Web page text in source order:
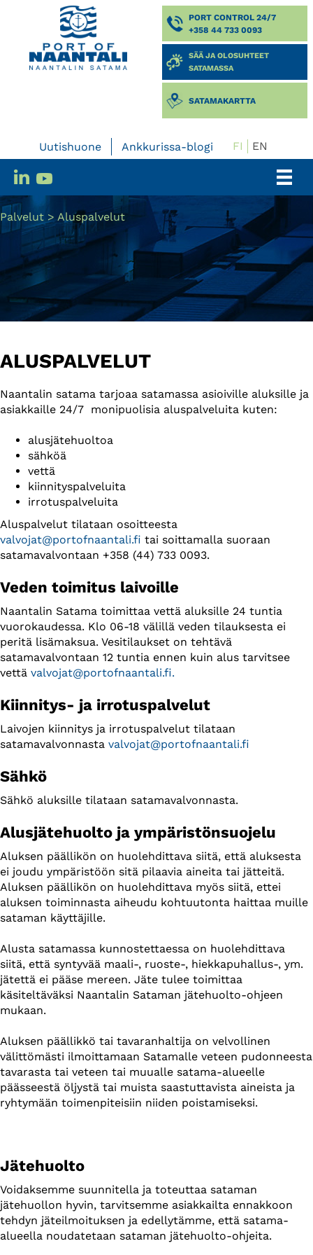
PORT CONTROL 24/7
+358 44 733 0093
SÄÄ JA OLOSUHTEET
SATAMASSA
SATAMAKARTTA
Uutishuone Ankkurissa-blogi FI EN
Palvelut >Aluspalvelut
ALUSPALVELUT
Naantalin satama tarjoaa satamassa asioiville aluksille ja
asiakkaille 24/7 monipuolisia aluspalveluita kuten:
alusjätehuoltoa
sähköä
vettä
kiinnityspalveluita
irrotuspalveluita
Aluspalvelut tilataan osoitteesta
valvojat@portofnaantali.fi tai soittamalla suoraan
satamavalvontaan +358 (44) 733 0093.
Veden toimitus laivoille
Naantalin Satama toimittaa vettä aluksille 24 tuntia
vuorokaudessa. Klo 06-18 välillä veden tilauksesta ei
peritä lisämaksua. Vesitilaukset on tehtävä
satamavalvontaan 12 tuntia ennen kuin alus tarvitsee
vettä valvojat@portofnaantali.fi.
Kiinnitys- ja irrotuspalvelut
Laivojen kiinnitys ja irrotuspalvelut tilataan
satamavalvonnasta valvojat@portofnaantali.fi
Sähkö
Sähkö aluksille tilataan satamavalvonnasta.
Alusjätehuolto ja ympäristönsuojelu
Aluksen päällikön on huolehdittava siitä, että aluksesta
ei joudu ympäristöön sitä pilaavia aineita tai jätteitä.
Aluksen päällikön on huolehdittava myös siitä, ettei
aluksen toiminnasta aiheudu kohtuutonta haittaa muille
sataman käyttäjille.
Alusta satamassa kunnostettaessa on huolehdittava
siitä, että syntyvää maali-, ruoste-, hiekkapuhallus-, ym.
jätettä ei pääse mereen. Jäte tulee toimittaa
käsiteltäväksi Naantalin Sataman jätehuolto-ohjeen
mukaan.
Aluksen päällikkö tai tavaranhaltija on velvollinen
välittömästi ilmoittamaan Satamalle veteen pudonneesta
tavarasta tai veteen tai muualle satama-alueelle
päässeestä öljystä tai muista saastuttavista aineista ja
ryhtymään toimenpiteisiin niiden poistamiseksi.
Jätehuolto
Voidaksemme suunnitella ja toteuttaa sataman
jätehuollon hyvin, tarvitsemme asiakkailta ennakkoon
tehdyn jäteilmoituksen ja edellytämme, että satama-
alueella noudatetaan sataman jätehuolto-ohjeita.